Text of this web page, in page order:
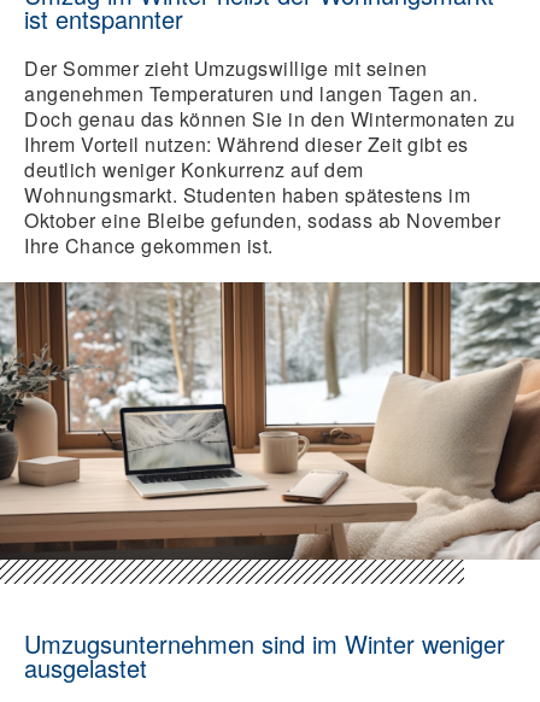
ist entspannter
Der Sommer zieht Umzugswillige mit seinen
angenehmen Temperaturen und langen Tagen an.
Doch genau das können Sie in den Wintermonaten zu
Ihrem Vorteil nutzen: Während dieser Zeit gibt es
deutlich weniger Konkurrenz auf dem
Wohnungsmarkt. Studenten haben spätestens im
Oktober eine Bleibe gefunden, sodass ab November
Ihre Chance gekommen ist.
Umzugsunternehmen sind im Winter weniger
ausgelastet